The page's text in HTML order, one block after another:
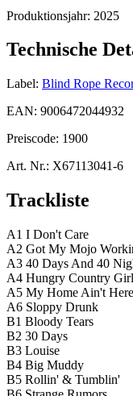
Produktionsjahr: 2025
Technische
Label: Blind Rope
EAN: 9006472044932
Preiscode: 1900
Art. Nr.: X67113041-6
Trackliste
A1 I Don't Care
A2 Got My Mojo
A3 40 Days And 40
A4 Hungry Country Girl
A5 My Home Ain't Here
A6 Sloppy Drunk
B1 Bloody Tears
B2 30 Days
B3 Louise
B4 Big Muddy
B5 Rollin' & Tumblin'